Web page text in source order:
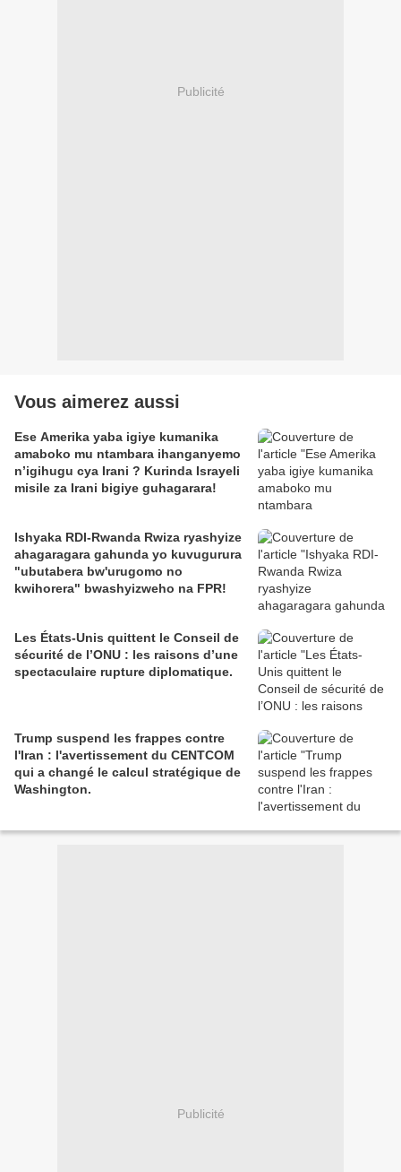
Publicité
Vous aimerez aussi
Ese Amerika yaba igiye kumanika
amaboko mu ntambara ihanganyemo
n’igihugu cya Irani ? Kurinda Israyeli
misile za Irani bigiye guhagarara!
Ishyaka RDI-Rwanda Rwiza ryashyize
ahagaragara gahunda yo kuvugurura
"ubutabera bw'urugomo no
kwihorera" bwashyizweho na FPR!
Les États-Unis quittent le Conseil de
sécurité de l’ONU : les raisons d’une
spectaculaire rupture diplomatique.
Trump suspend les frappes contre
l'Iran : l'avertissement du CENTCOM
qui a changé le calcul stratégique de
Washington.
Publicité